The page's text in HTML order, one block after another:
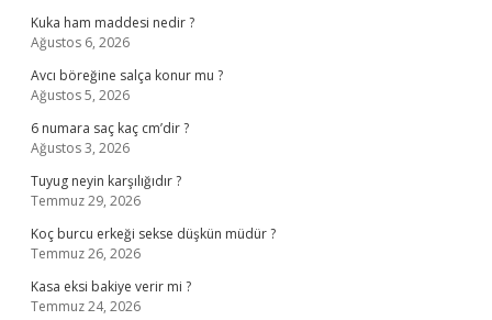
Kuka ham maddesi nedir ?
Ağustos 6, 2026
Avcı böreğine salça konur mu ?
Ağustos 5, 2026
6 numara saç kaç cm’dir ?
Ağustos 3, 2026
Tuyug neyin karşılığıdır ?
Temmuz 29, 2026
Koç burcu erkeği sekse düşkün müdür ?
Temmuz 26, 2026
Kasa eksi bakiye verir mi ?
Temmuz 24, 2026